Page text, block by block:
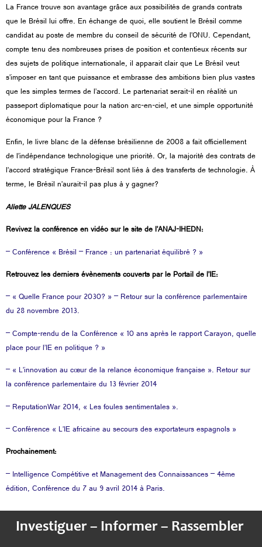
La France trouve son avantage grâce aux possibilités de grands contrats
que le Brésil lui offre. En échange de quoi, elle soutient le Brésil comme
candidat au poste de membre du conseil de sécurité de l’ONU. Cependant,
compte tenu des nombreuses prises de position et contentieux récents sur
des sujets de politique internationale, il apparait clair que Le Brésil veut
s’imposer en tant que puissance et embrasse des ambitions bien plus vastes
que les simples termes de l’accord. Le partenariat serait-il en réalité un
passeport diplomatique pour la nation arc-en-ciel, et une simple opportunité
économique pour la France ?
Enfin, le livre blanc de la défense brésilienne de 2008 a fait officiellement
de l’indépendance technologique une priorité. Or, la majorité des contrats de
l’accord stratégique France-Brésil sont liés à des transferts de technologie.À
terme, le Brésil n’aurait-il pas plus à y gagner?
Aliette JALENQUES
Revivez la conférence en vidéo sur le site de l’ANAJ-IHEDN:
– Conférence « Brésil – France : un partenariat équilibré ? »
Retrouvez les derniers évènements couverts par le Portail de l’IE:
– « Quelle France pour 2030? » – Retour sur la conférence parlementaire
du 28 novembre 2013.
– Compte-rendu de la Conférence « 10 ans après le rapport Carayon, quelle
place pour l’IE en politique ? »
– « L’innovation au cœur de la relance économique française ». Retour sur
la conférence parlementaire du 13 février 2014
– ReputationWar 2014, « Les foules sentimentales ».
– Conférence « L’IE africaine au secours des exportateurs espagnols »
Prochainement:
– Intelligence Compétitive et Management des Connaissances – 4ème
édition,Conférence du 7 au 9 avril 2014 à Paris.
Investiguer – Informer – Rassembler